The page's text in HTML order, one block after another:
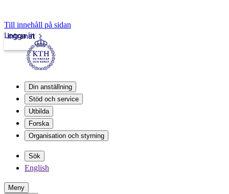
Till innehåll på sidan
Intranät
Logga in
Din anställning
Stöd och service
Utbilda
Forska
Organisation och styrning
Sök
English
Meny